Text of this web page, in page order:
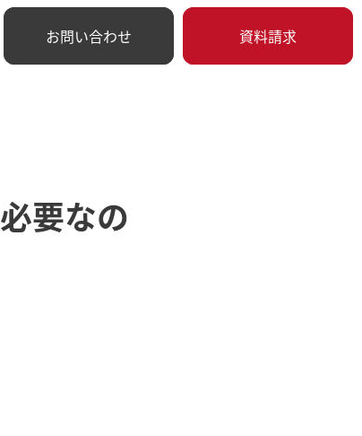
お問い合わせ 資料請求
要なの